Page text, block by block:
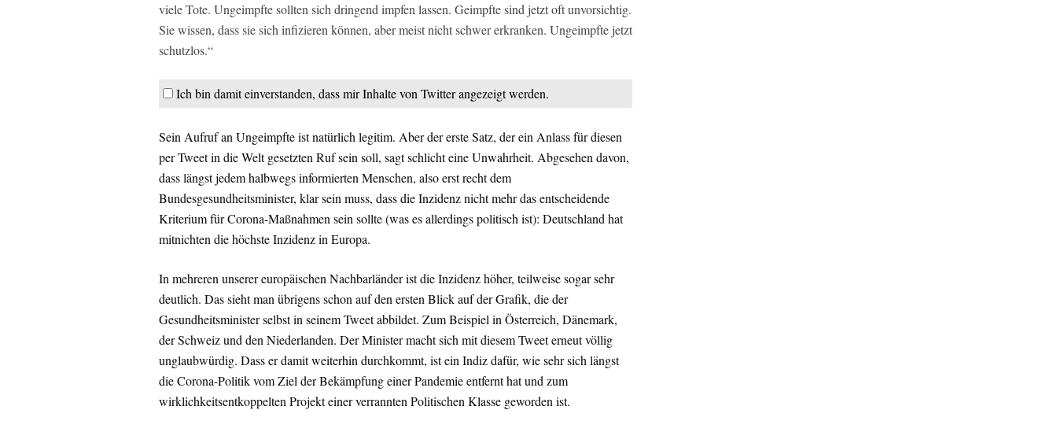
viele Tote. Ungeimpfte sollten sich dringend impfen lassen. Geimpfte sind jetzt oft unvorsichtig.
Sie wissen, dass sie sich infizieren können, aber meist nicht schwer erkranken. Ungeimpfte jetzt
schutzlos.“
Ich bin damit einverstanden, dass mir Inhalte von Twitter angezeigt werden.
Sein Aufruf an Ungeimpfte ist natürlich legitim. Aber der erste Satz, der ein Anlass für diesen
per Tweet in die Welt gesetzten Ruf sein soll, sagt schlicht eine Unwahrheit. Abgesehen davon,
dass längst jedem halbwegs informierten Menschen, also erst recht dem
Bundesgesundheitsminister, klar sein muss, dass die Inzidenz nicht mehr das entscheidende
Kriterium für Corona-Maßnahmen sein sollte (was es allerdings politisch ist): Deutschland hat
mitnichten die höchste Inzidenz in Europa.
In mehreren unserer europäischen Nachbarländer ist die Inzidenz höher, teilweise sogar sehr
deutlich. Das sieht man übrigens schon auf den ersten Blick auf der Grafik, die der
Gesundheitsminister selbst in seinem Tweet abbildet. Zum Beispiel in Österreich, Dänemark,
der Schweiz und den Niederlanden. Der Minister macht sich mit diesem Tweet erneut völlig
unglaubwürdig. Dass er damit weiterhin durchkommt, ist ein Indiz dafür, wie sehr sich längst
die Corona-Politik vom Ziel der Bekämpfung einer Pandemie entfernt hat und zum
wirklichkeitsentkoppelten Projekt einer verrannten Politischen Klasse geworden ist.